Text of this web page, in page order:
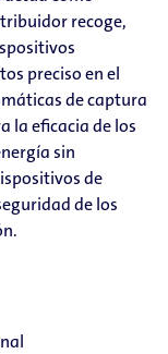
recoge,
preciso en el
de captura
la eficacia de los
sin
de
de los